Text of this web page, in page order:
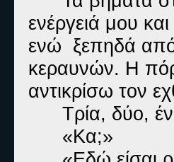
ενέργειά μου
ενώ ξεπηδά από
κεραυνών. Η
αντικρίσω τον
Τρία, δύο,
«Κα;»